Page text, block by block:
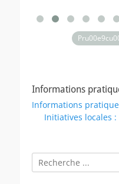
Informations
Informations
Initiatives locales :
Rechercher :